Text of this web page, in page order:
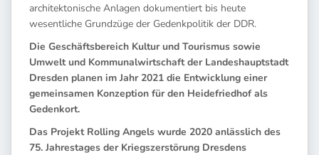
architektonische Anlagen dokumentiert bis heute
wesentliche Grundzüge der Gedenkpolitik der DDR.
Die Geschäftsbereich Kultur und Tourismus sowie
Umwelt und Kommunalwirtschaft der Landeshauptstadt
Dresden planen im Jahr 2021 die Entwicklung einer
gemeinsamen Konzeption für den Heidefriedhof als
Gedenkort.
Das Projekt Rolling Angels wurde 2020 anlässlich des
75. Jahrestages der Kriegszerstörung Dresdens